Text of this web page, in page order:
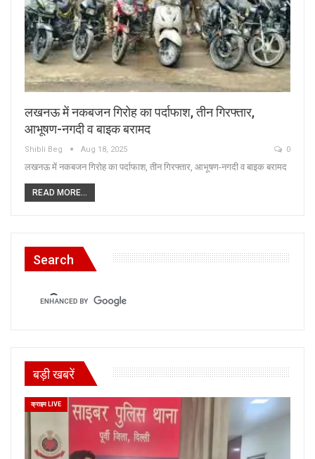
लखनऊ में नकबजन गिरोह का पर्दाफाश, तीन गिरफ्तार,
आभूषण-नगदी व बाइक बरामद
Shibli Beg Aug 18, 2025 0
लखनऊ में नकबजन गिरोह का पर्दाफाश, तीन गिरफ्तार, आभूषण-नगदी व बाइक बरामद
READ MORE...
Search
बड़ी खबरें
क्राइम LIVE